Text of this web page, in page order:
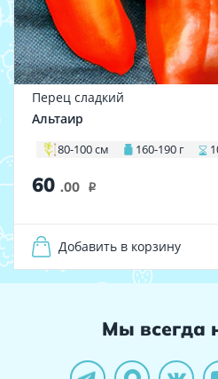
Перец сладкий
Альтаир
80-100 см 160-190 г
60 .00 i
Добавить в корзину
Мы всегда